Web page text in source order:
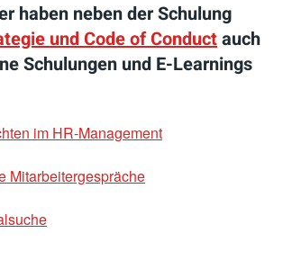
haben neben der Schulung
und Code of Conductauch
Schulungen und E-Learnings
im HR-Management
Mitarbeitergespräche